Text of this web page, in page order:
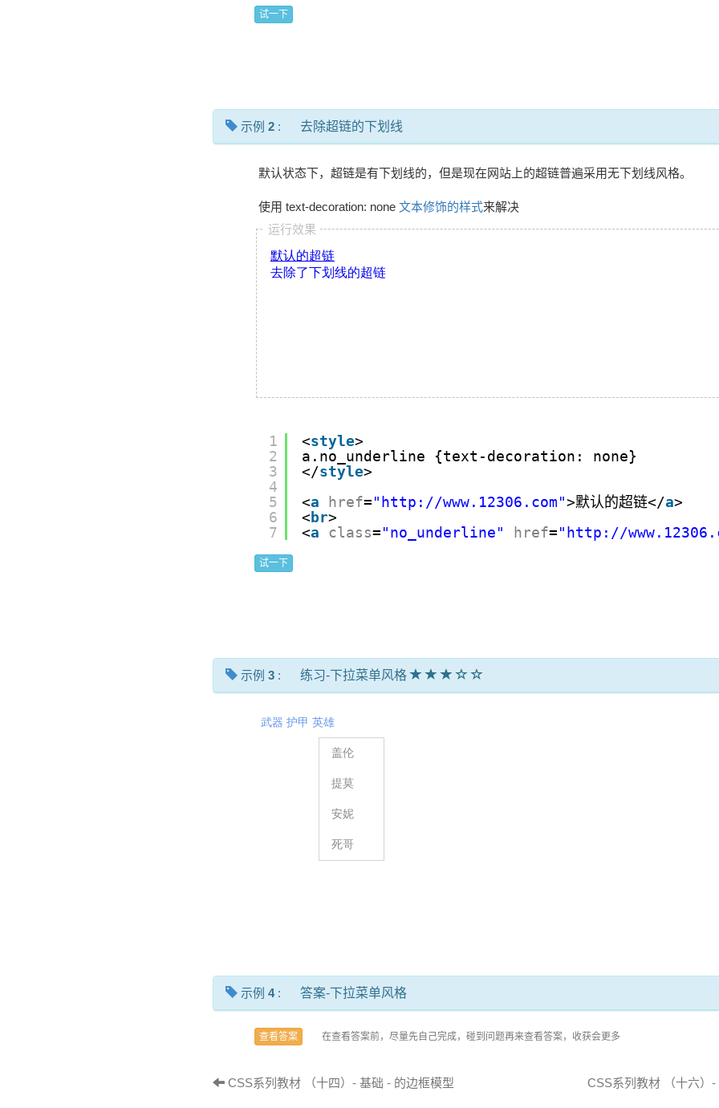
试一下
示例 2 : 去除超链的下划线
默认状态下，超链是有下划线的，但是现在网站上的超链普遍采用无下划线风格。
使用 text-decoration: none 文本修饰的样式来解决
运行效果
1
2
3
4
5
6
7
<style>
a.no_underline {text-decoration: none}
</style>
<a href="http://www.12306.com">默认的超链</a>
<br>
<a class="no_underline" href="http://
试一下
示例 3 : 练习-下拉菜单风格
示例 4: 答案-下拉菜单风格
查看答案 在查看答案前，尽量先自己完成，碰到问题再来查看答案，收获会更多
CSS系列教材 （十四）- 基础 - 的边框模型 CSS系列教材 （十六）